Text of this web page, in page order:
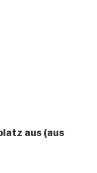
aus (aus